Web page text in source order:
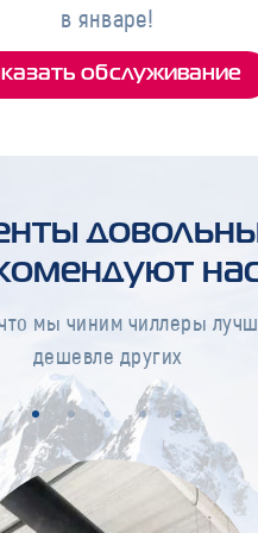
в январе!
обслуживание
мы чиним чиллеры
дешевле других